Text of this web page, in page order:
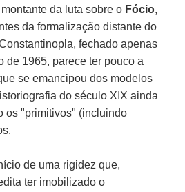
da luta sobre o Fócio,
da formalização distante do
fechado apenas
de 1965, parece ter pouco a
se emancipou dos modelos
do século XIX ainda
os "primitivos" (incluindo
de uma rigidez que,
ter imobilizado o